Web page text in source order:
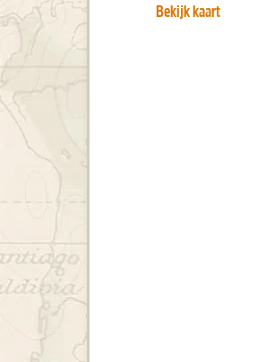
Bekijk kaart